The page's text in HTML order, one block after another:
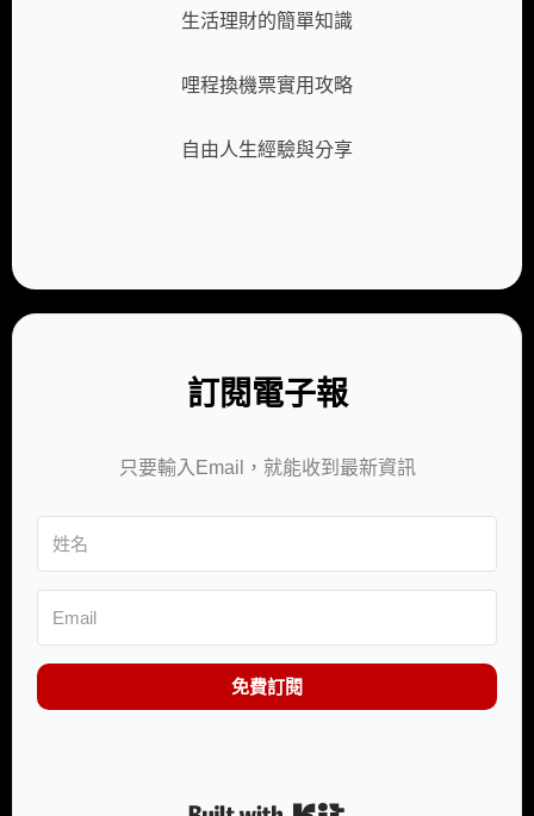
生活理財的簡單知識
哩程換機票實用攻略
自由人生經驗與分享
訂閱電子報
只要輸入Email，就能收到最新資訊
免費訂閱